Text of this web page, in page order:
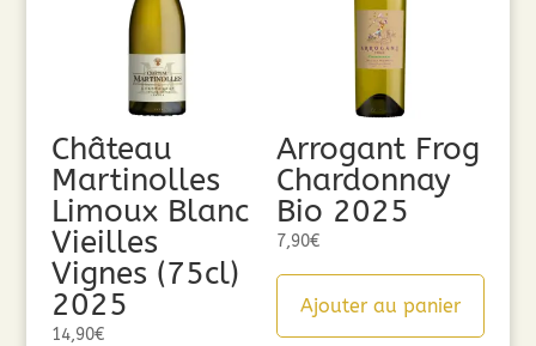
Château
Martinolles
Limoux Blanc
Vieilles
Vignes (75cl)
2025
14,90€
Arrogant Frog
Chardonnay
Bio 2025
7,90€
Ajouter au panier